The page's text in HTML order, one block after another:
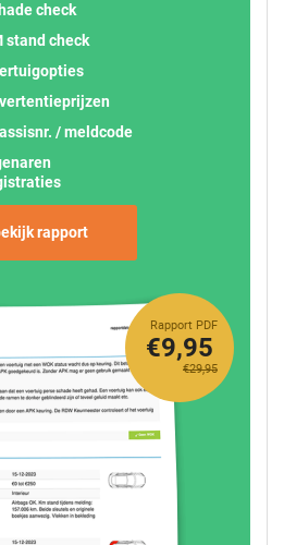
check
stand check
/ meldcode
rapport
Rapport PDF
€29,95
€9,95